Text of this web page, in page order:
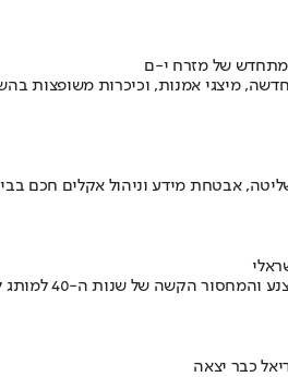
של מזרח י-ם
אבטחת מידע וניהול אקלים חכם
כבר יצאה